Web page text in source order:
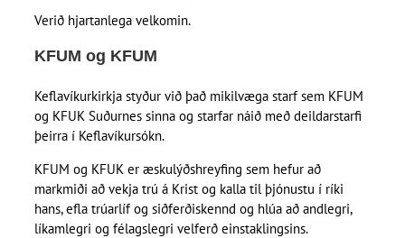
Verið hjartanlega velkomin.
KFUM og KFUM
Keflavíkurkirkja styður við það mikilvæga starf sem KFUM
og KFUK Suðurnes sinna og starfar náið með deildarstarfi
þeirra í Keflavíkursókn.
KFUM og KFUK er æskulýðshreyfing sem hefur að
markmiði að vekja trú á Krist og kalla til þjónustu í ríki
hans, efla trúarlíf og siðferðiskennd og hlúa að andlegri,
líkamlegri og félagslegri velferð einstaklingsins.